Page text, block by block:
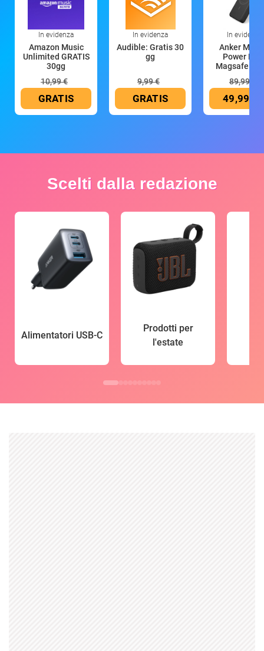
In evidenza
Amazon Music
Unlimited GRATIS
30gg
10,99 €
GRATIS
In evidenza
Audible: Gratis 30
gg
9,99 €
GRATIS
In evidenza
Anker
Power
Magsafe
89,99 €
49,99 €
Scelti dalla redazione
Alimentatori USB-C
Prodotti per
l'estate